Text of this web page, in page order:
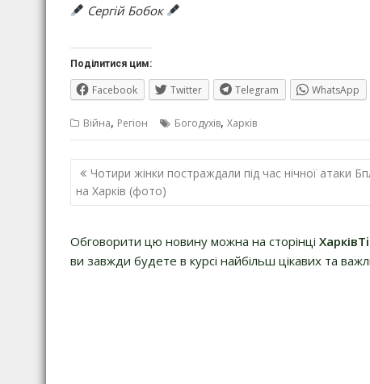
Сергій Бобок
Поділитися цим:
Facebook Twitter Telegram WhatsApp
Війна, Регіон Богодухів, Харків
Навігація
записів
Чотири жінки постраждали під час нічної атаки
на Харків (фото)
Обговорити цю новину можна на сторінці
ви завжди будете в курсі найбільш цікавих та